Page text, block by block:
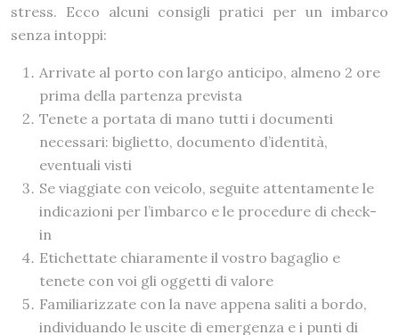
stress. Ecco alcuni consigli pratici per un imbarco
senza intoppi:
Arrivate al porto con largo anticipo, almeno 2 ore
prima della partenza prevista
Tenete a portata di mano tutti i documenti
necessari: biglietto, documento d’identità,
eventuali visti
Se viaggiate con veicolo, seguite attentamente le
indicazioni per l’imbarco e le procedure di check-
in
Etichettate chiaramente il vostro bagaglio e
tenete con voi gli oggetti di valore
Familiarizzate con la nave appena saliti a bordo,
individuando le uscite di emergenza e i punti di